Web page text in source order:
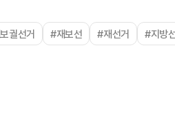
궐선거 #재보선 #재선거 #지방